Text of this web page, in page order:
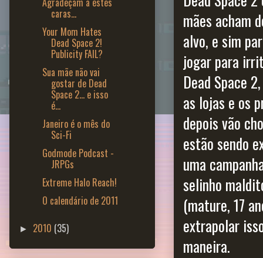
mães acham
alvo, e sim
jogar para
Dead Space
as lojas e os
depois vão
estão sendo
uma
selinho
(mature, 17
extrapolar
maneira.
caras...
Your Mom Hates
Dead Space 2!
Publicity FAIL?
Sua mãe não vai
gostar de Dead
Space 2... e isso
é...
Janeiro é o mês do
Sci-Fi
Godmode Podcast -
JRPGs
Extreme Halo Reach!
O calendário de 2011
► 2010 (35)